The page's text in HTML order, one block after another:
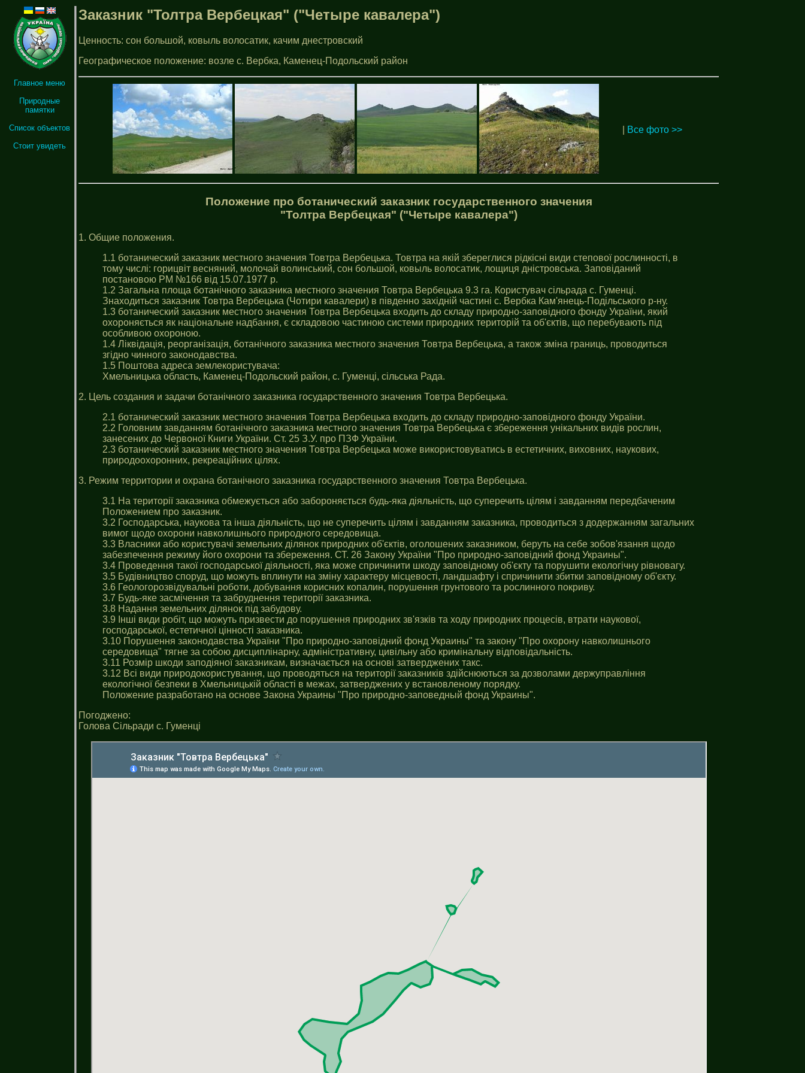
Главное меню
Природные
памятки
Список объектов
Стоит увидеть
Заказник "Толтра Вербецкая" ("Четыре кавалера")
Ценность: сон большой, ковыль волосатик, качим днестровский
Географическое положение: возле с. Вербка, Каменец-Подольский район
Все фото >>
Положение про ботанический заказник государственного значения
"Толтра Вербецкая" ("Четыре кавалера")
1. Общие положения.
1.1 ботанический заказник местного значения Товтра Вербецька. Товтра на якій збереглися рідкісні види степової рослинності, в
тому числі: горицвіт весняний, молочай волинський, сон большой, ковыль волосатик, лощиця дністровська. Заповіданий
постановою РМ №166 від 15.07.1977 р.
1.2 Загальна площа ботанічного заказника местного значения Товтра Вербецька 9.3 га. Користувач сільрада с. Гуменці.
Знаходиться заказник Товтра Вербецька (Чотири кавалери) в пiвденно західній частині с. Вербка Кам'янець-Подільського р-ну.
1.3 ботанический заказник местного значения Товтра Вербецька входить до складу природно-заповiдного фонду України, який
охороняється як національне надбання, є складовою частиною системи природних територій та об'єктів, що перебувають під
особливою охороною.
1.4 Ліквідація, реорганізація, ботанічного заказника местного значения Товтра Вербецька, а також зміна границь, проводиться
згідно чинного законодавства.
1.5 Поштова адреса землекористувача:
Хмельницька область, Каменец-Подольский район, с. Гуменці, сільська Рада.
2. Цель создания и задачи ботанічного заказника государственного значения Товтра Вербецька.
2.1 ботанический заказник местного значения Товтра Вербецька входить до складу природно-заповiдного фонду України.
2.2 Головним завданням ботанічного заказника местного значения Товтра Вербецька є збереження унікальних видів рослин,
занесених до Червоної Книги України. Ст. 25 З.У. про ПЗФ України.
2.3 ботанический заказник местного значения Товтра Вербецька може використовуватись в естетичних, виховних, наукових,
природоохоронних, рекреаційних цілях.
3. Режим территории и охрана ботанічного заказника государственного значения Товтра Вербецька.
3.1 На території заказника обмежується або забороняється будь-яка діяльність, що суперечить цілям i завданням передбаченим
Положением про заказник.
3.2 Господарська, наукова та інша діяльність, що не суперечить цілям i завданням заказника, проводиться з додержанням загальних
вимог щодо охорони навколишнього природного середовища.
3.3 Власники або користувачi земельних ділянок природних об'єктів, оголошених заказником, беруть на себе зобов'язання щодо
забезпечення режиму його охорони та збереження. СТ. 26 Закону України "Про природно-заповiдний фонд Украины".
3.4 Проведення такої господарської діяльності, яка може спричинити шкоду заповідному об'єкту та порушити екологічну рівновагу.
3.5 Будівництво споруд, що можуть вплинути на зміну характеру місцевості, ландшафту i спричинити збитки заповідному об'єкту.
3.6 Геологорозвідувальні роботи, добування корисних копалин, порушення грунтового та рослинного покриву.
3.7 Будь-яке засмічення та забруднення території заказника.
3.8 Надання земельних ділянок під забудову.
3.9 Інші види робіт, що можуть призвести до порушення природних зв'язків та ходу природних процесів, втрати наукової,
господарської, естетичної цінності заказника.
3.10 Порушення законодавства України "Про природно-заповідний фонд Украины" та закону "Про охорону навколишнього
середовища" тягне за собою дисциплінарну, адміністративну, цивільну або кримінальну відповідальність.
3.11 Розмір шкоди заподіяної заказникам, визначається на основі затверджених такс.
3.12 Всі види природокористування, що проводяться на території заказників здійснюються за дозволами держуправління
екологічної безпеки в Хмельницькiй області в межах, затверджених у встановленому порядку.
Положение разработано на основе Закона Украины "Про природно-заповедный фонд Украины".
Погоджено:
Голова Сільради с. Гуменці